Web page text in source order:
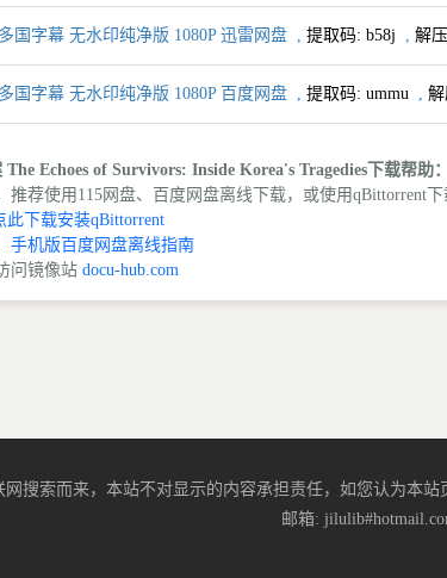
国字幕 无水印纯净版 1080P 迅雷网盘 提取码:b58j 解
国字幕 无水印纯净版 1080P 百度网盘 提取码:ummu 解
Echoes of Survivors: Inside Korea's Tragedies下载帮助：
推荐使用115网盘、百度网盘离线下载，或使用qBittorrent
此下载安装qBittorrent
手机版百度网盘离线指南
问镜像站 docu-hub.com
搜索而来，本站不对显示的内容承担责任，如您认为本
邮箱: